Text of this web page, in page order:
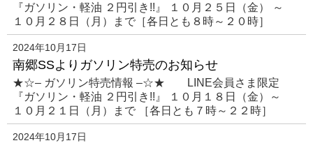
『ガソリン・軽油 ２円引き!!』 １０月２５日（金） ～
１０月２８日（月）まで［各日とも８時～２０時］
2024年10月17日
南郷SSよりガソリン特売のお知らせ
★☆– ガソリン特売情報 –☆★ LINE会員さま限定
『ガソリン・軽油 ２円引き!!』 １０月１８日（金）～
１０月２１日（月）まで ［各日とも７時～２２時］
2024年10月17日